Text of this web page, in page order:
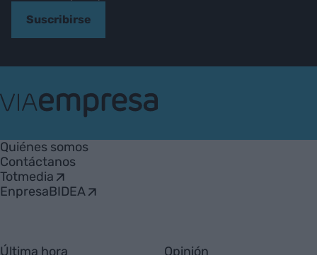
Suscribirse
Empresa
Quiénes somos
Contáctanos
Totmedia
EnpresaBIDEA
Última hora Opinión